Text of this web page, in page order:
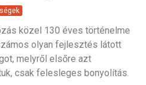
közel 130 éves történelme
olyan fejlesztés látott
melyről elsőre azt
csak felesleges bonyolítás.